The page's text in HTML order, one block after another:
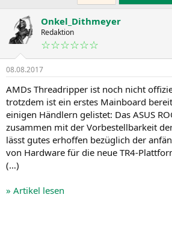
Onkel_Dithmeyer
Redaktion
☆☆☆☆☆☆
08.08.2017
AMDs Threadripper ist noch nicht
trotzdem ist ein erstes Mainboard
einigen Händlern gelistet: Das ASUS
zusammen mit der Vorbestellbarkeit
lässt gutes erhoffen bezüglich der
von Hardware für die neue TR4-
(…)
» Artikel lesen